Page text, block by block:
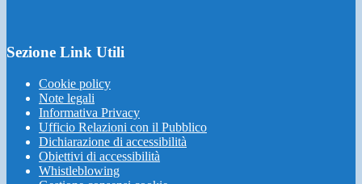
Sezione Link Utili
Cookie policy
Note legali
Informativa Privacy
Ufficio Relazioni con il Pubblico
Dichiarazione di accessibilità
Obiettivi di accessibilità
Whistleblowing